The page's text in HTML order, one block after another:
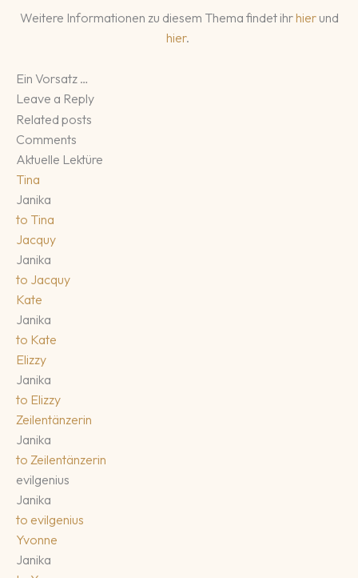
Weitere Informationen zu diesem Thema findet ihrhierund
hier.
Ein Vorsatz …
Leave a Reply
Related posts
Comments
Aktuelle Lektüre
Tina
Janika
to Tina
Jacquy
Janika
to Jacquy
Kate
Janika
to Kate
Elizzy
Janika
to Elizzy
Zeilentänzerin
Janika
to Zeilentänzerin
evilgenius
Janika
to evilgenius
Yvonne
Janika